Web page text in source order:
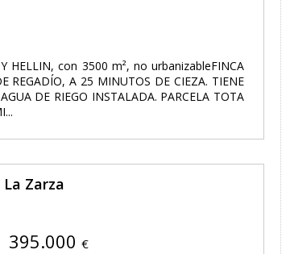
HELLIN, con 3500 m², no urbanizableFINCA
REGADÍO, A 25 MINUTOS DE CIEZA. TIENE
DE RIEGO INSTALADA. PARCELA TOTA
Zarza
395.000 €